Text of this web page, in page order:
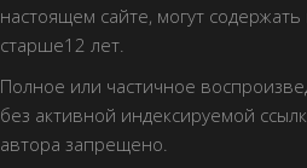
настоящем сайте, могут
старше12 лет.
Полное или частичное
без активной индексируемой
автора запрещено.